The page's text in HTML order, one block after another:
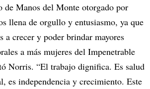
de Manos del Monte otorgado por
llena de orgullo y entusiasmo, ya que
a crecer y poder brindar mayores
a más mujeres del Impenetrable
Norris. “El trabajo dignifica. Es salud
es independencia y crecimiento. Este